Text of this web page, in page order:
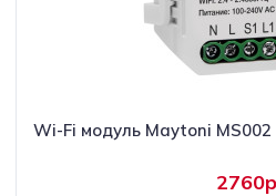
Wi-Fi модуль Maytoni MS002